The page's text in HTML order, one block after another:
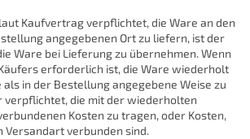
Kaufvertrag verpflichtet, die Ware an den
angegebenen Ort zu liefern, ist der
Ware bei Lieferung zu übernehmen. Wenn
erforderlich ist, die Ware wiederholt
in der Bestellung angegebene Weise zu
verpflichtet, die mit der wiederholten
Kosten zu tragen, oder Kosten,
Versandart verbunden sind.